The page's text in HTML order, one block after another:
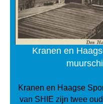
Kranen en
Kranen en Haagse
van SHIE zijn twee